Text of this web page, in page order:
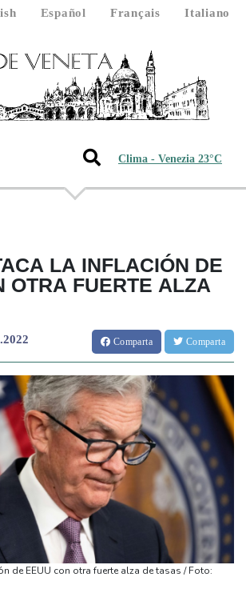
Español Français
Italiano
Clima - Venezia 23°C
LA INFLACIÓN DE
OTRA FUERTE ALZA
Comparta Comparta
de EEUU con otra fuerte alza de tasas / Foto: